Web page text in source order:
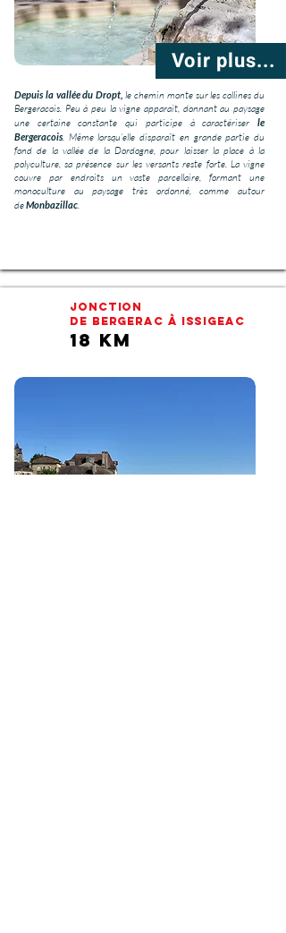
Voir plus...
Depuis la vallée du Dropt, le chemin monte sur les collines du
Bergeracois. Peu à peu la vigne apparait, donnant au paysage
une certaine constante qui participe à caractériser le
Bergeracois. Même lorsqu’elle disparaît en grande partie du
fond de la vallée de la Dordogne, pour laisser la place à la
polyculture, sa présence sur les versants reste forte. La vigne
couvre par endroits un vaste parcellaire, formant une
monoculture au paysage très ordonné, comme autour
deMonbazillac.
JONCTION
De BERGERAC à ISSIGEAC
18 km